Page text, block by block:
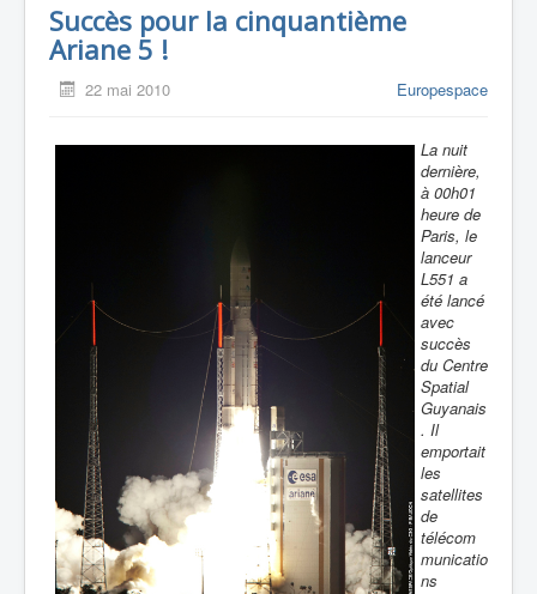
Succès pour la cinquantième
Ariane 5 !
22 mai 2010 Europespace
La nuit
dernière,
à 00h01
heure de
Paris, le
lanceur
L551 a
été lancé
avec
succès
du Centre
Spatial
Guyanais
. Il
emportait
les
satellites
de
télécom
municatio
ns